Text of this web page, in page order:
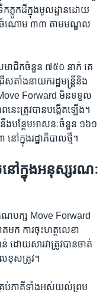
ក​ភ្លូកដី​ក្នុង​មូលដ្ឋាន​ដោយ​
ចំណោម ៣៣ តាម​មណ្ឌល​
មាជិក​ចំនួន ៧៥០ នាក់ គេ​
សតាំង​នាយក​រដ្ឋមន្ត្រី​និង​
Forward មិន​ទទួល​
នេះ​ត្រូវ​បាន​បង្កើត​ឡើង។
ង​បន្ថែម​អាសនៈ​ចំនួន ១៦១
ក្នុង​រដ្ឋាភិបាល​ថ្មី។
ក្នុង​អនុស្សរណៈ​
គណបក្ស Move Forward
មក ការ​ចុះ​ហត្ថលេខា​
ដោយសារ​វា​ត្រូវ​បាន​ចាត់
ខុស​ត្រូវ។
រប់​ភាគី​ទាំង​អស់​យល់ព្រម​